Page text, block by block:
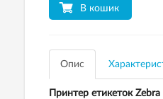
В кошик
Опис
Принтер етикеток